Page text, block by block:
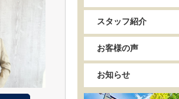
スタッフ紹介
お客様の声
お知らせ